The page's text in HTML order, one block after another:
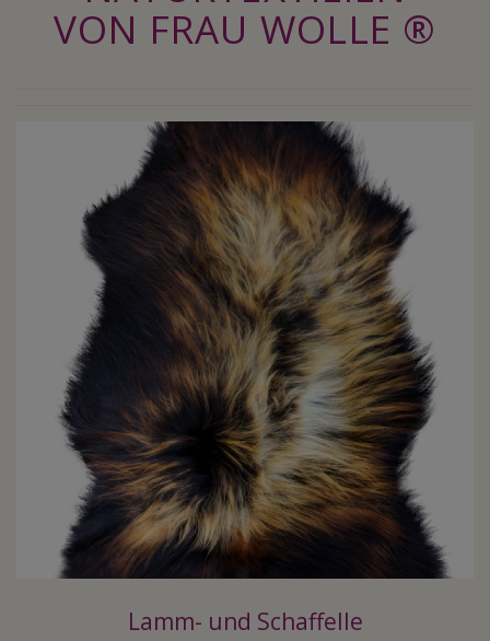
VON FRAU WOLLE ®
Lamm- und Schaffelle